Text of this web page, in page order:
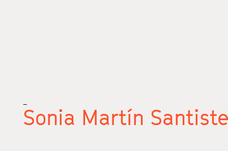
_
Sonia Martín